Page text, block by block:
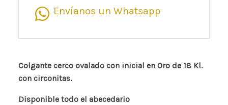
Envíanos un Whatsapp
Colgante cerco ovalado con inicial en Oro de 18 Kl.
con circonitas.
Disponible todo el abecedario